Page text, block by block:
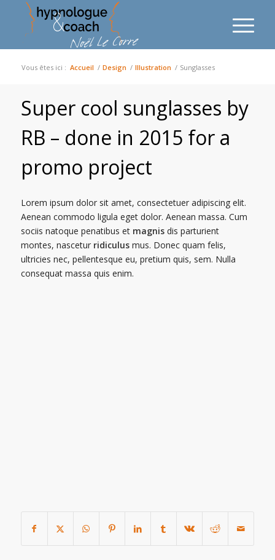
Vous êtes ici : Accueil / Design / Illustration / Sunglasses
Super cool sunglasses by
RB – done in 2015 for a
promo project
Lorem ipsum dolor sit amet, consectetuer adipiscing elit.
Aenean commodo ligula eget dolor. Aenean massa. Cum
sociis natoque penatibus et magnisdis parturient
montes, nascetur ridiculusmus. Donec quam felis,
ultricies nec, pellentesque eu, pretium quis, sem. Nulla
consequat massa quis enim.